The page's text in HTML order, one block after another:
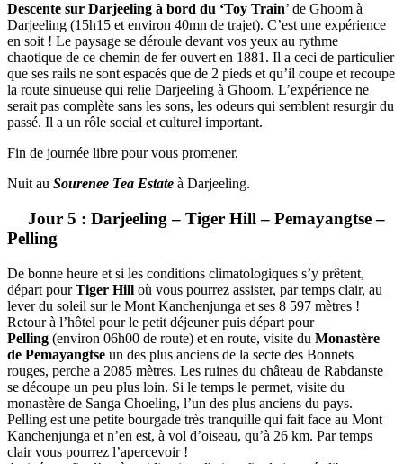
Descente sur Darjeeling à bord du ‘Toy Train’ de Ghoom à
Darjeeling (15h15 et environ 40mn de trajet). C’est une expérience
en soit ! Le paysage se déroule devant vos yeux au rythme
chaotique de ce chemin de fer ouvert en 1881. Il a ceci de particulier
que ses rails ne sont espacés que de 2 pieds et qu’il coupe et recoupe
la route sinueuse qui relie Darjeeling à Ghoom. L’expérience ne
serait pas complète sans les sons, les odeurs qui semblent resurgir du
passé. Il a un rôle social et culturel important.
Fin de journée libre pour vous promener.
Nuit au Sourenee Tea Estate à Darjeeling.
Jour 5 : Darjeeling – Tiger Hill – Pemayangtse –
Pelling
De bonne heure et si les conditions climatologiques s’y prêtent,
départ pourTiger Hill où vous pourrez assister, par temps clair, au
lever du soleil sur le Mont Kanchenjunga et ses 8 597 mètres !
Retour à l’hôtel pour le petit déjeuner puis départ pour
Pelling (environ 06h00 de route) et en route, visite du Monastère
de Pemayangtse un des plus anciens de la secte des Bonnets
rouges, perche a 2085 mètres. Les ruines du château de Rabdanste
se découpe un peu plus loin. Si le temps le permet, visite du
monastère de Sanga Choeling, l’un des plus anciens du pays.
Pelling est une petite bourgade très tranquille qui fait face au Mont
Kanchenjunga et n’en est, à vol d’oiseau, qu’à 26 km. Par temps
clair vous pourrez l’apercevoir !